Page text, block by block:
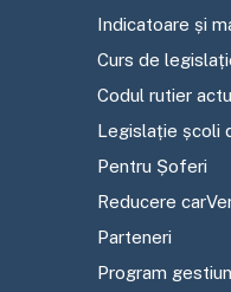
Indicatoare și
Curs de
Codul rutier
Legislație școli
Pentru Șoferi
Reducere
Parteneri
Program